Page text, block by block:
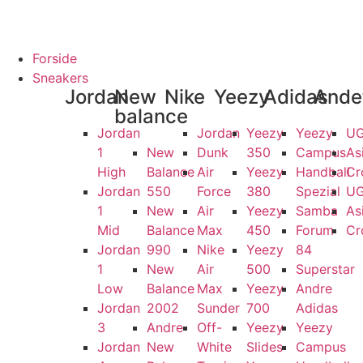
Forside
Sneakers
Jordan
Jordan
1
High
Jordan
1
Mid
Jordan
1
Low
Jordan
3
Jordan
New
balance
New
Balance
550
New
Balance
990
New
Balance
2002
Andre
New
Nike
Jordan
Dunk
Air
Force
Air
Max
Nike
Air
Max
Sunder
Off-
White
Yeezy
Yeezy
350
Yeezy
380
Yeezy
450
Yeezy
500
Yeezy
700
Yeezy
Slides
Adidas
Yeezy
Campus
Handball
Spezial
Samba
Forum
84
Superstar
Andre
Adidas
Yeezy
Campus